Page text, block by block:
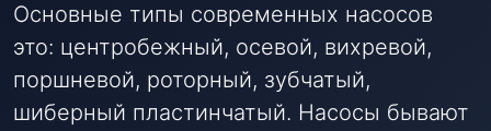
Основные типы современных насосов
это: центробежный, осевой, вихревой,
поршневой, роторный, зубчатый,
шиберный пластинчатый. Насосы бывают